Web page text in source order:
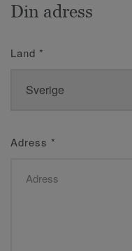
Din adress
Land *
Adress *